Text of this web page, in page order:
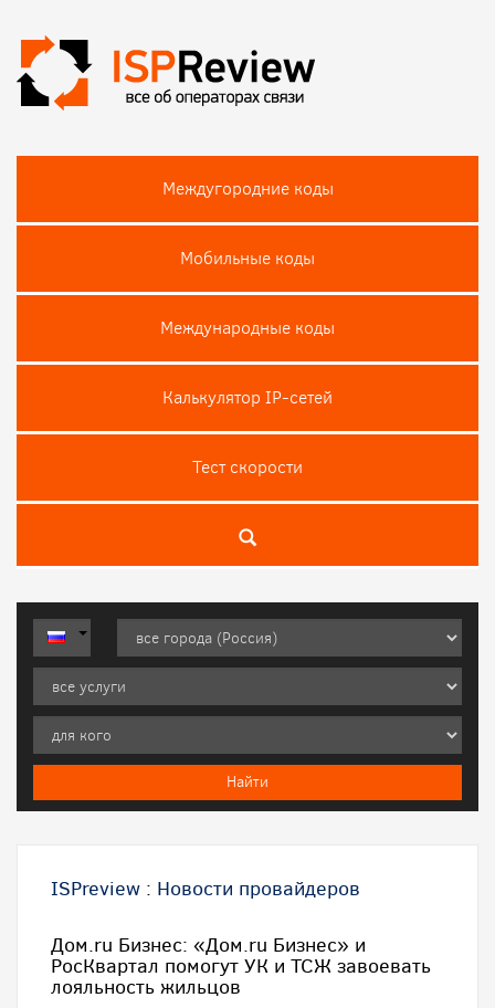
Междугородние коды
Мобильные коды
Международные коды
Калькулятор IP-сетей
Тест скороcти
ISPreview : Новости провайдеров
Дом.ru Бизнес: «Дом.ru Бизнес» и
РосКвартал помогут УК и ТСЖ завоевать
лояльность жильцов